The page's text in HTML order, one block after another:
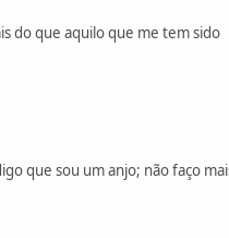
do que aquilo que me tem sido
que sou um anjo; não faço